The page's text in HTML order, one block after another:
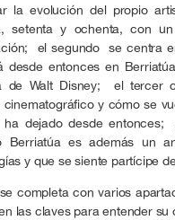
la evolución del propio
setenta y ochenta, con
el segundo se centra
desde entonces en
de Walt Disney; el tercer
cinematográfico y cómo se
ha dejado desde
Berriatúa es además un
y que se siente partícipe
completa con varios
las claves para entender su